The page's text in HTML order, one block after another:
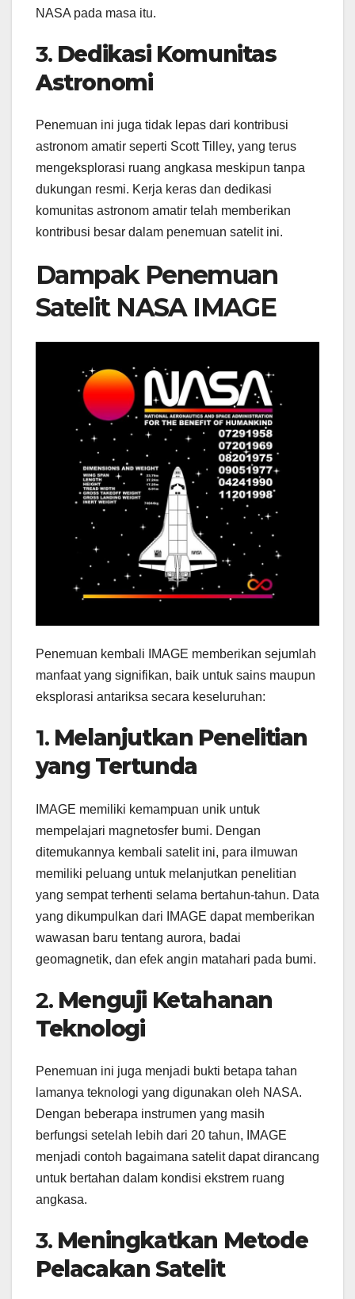
NASA pada masa itu.
3. Dedikasi Komunitas
Astronomi
Penemuan ini juga tidak lepas dari kontribusi
astronom amatir seperti Scott Tilley, yang terus
mengeksplorasi ruang angkasa meskipun tanpa
dukungan resmi. Kerja keras dan dedikasi
komunitas astronom amatir telah memberikan
kontribusi besar dalam penemuan satelit ini.
Dampak Penemuan
Satelit NASA IMAGE
Penemuan kembali IMAGE memberikan sejumlah
manfaat yang signifikan, baik untuk sains maupun
eksplorasi antariksa secara keseluruhan:
1. Melanjutkan Penelitian
yang Tertunda
IMAGE memiliki kemampuan unik untuk
mempelajari magnetosfer bumi. Dengan
ditemukannya kembali satelit ini, para ilmuwan
memiliki peluang untuk melanjutkan penelitian
yang sempat terhenti selama bertahun-tahun. Data
yang dikumpulkan dari IMAGE dapat memberikan
wawasan baru tentang aurora, badai
geomagnetik, dan efek angin matahari pada bumi.
2. Menguji Ketahanan
Teknologi
Penemuan ini juga menjadi bukti betapa tahan
lamanya teknologi yang digunakan oleh NASA.
Dengan beberapa instrumen yang masih
berfungsi setelah lebih dari 20 tahun, IMAGE
menjadi contoh bagaimana satelit dapat dirancang
untuk bertahan dalam kondisi ekstrem ruang
angkasa.
3. Meningkatkan Metode
Pelacakan Satelit